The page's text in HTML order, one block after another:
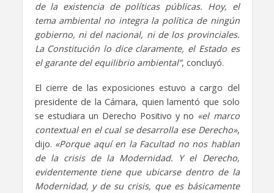
de la existencia de políticas públicas. Hoy, el
tema ambiental no integra la política de ningún
gobierno, ni del nacional, ni de los provinciales.
La Constitución lo dice claramente, el Estado es
el garante del equilibrio ambiental”, concluyó.
El cierre de las exposiciones estuvo a cargo del
presidente de la Cámara, quien lamentó que solo
se estudiara un Derecho Positivo y no «el marco
contextual en el cual se desarrolla ese Derecho»,
dijo. «Porque aquí en la Facultad no nos hablan
de la crisis de la Modernidad. Y el Derecho,
evidentemente tiene que ubicarse dentro de la
Modernidad, y de su crisis, que es básicamente